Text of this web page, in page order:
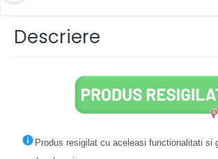
Descriere
Produs resigilat cu aceleasi functionalitati si